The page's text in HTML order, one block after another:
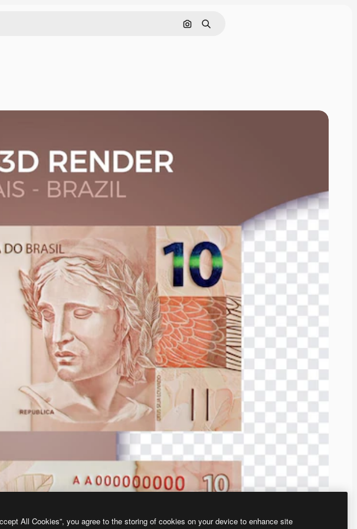
画像で検索
検索
All Cookies”, you agree to the storing of cookies on your device to enhance site